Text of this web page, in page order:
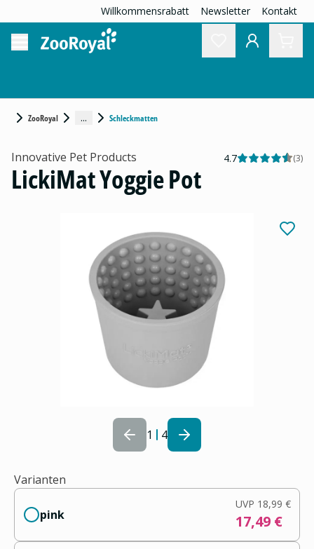
Willkommensrabatt Newsletter Kontakt
ZooRoyal ... Schleckmatten
1 4
Innovative Pet Products 4.7 (3)
LickiMat Yoggie Pot
Varianten
pink
UVP 18,99 €
17,49 €